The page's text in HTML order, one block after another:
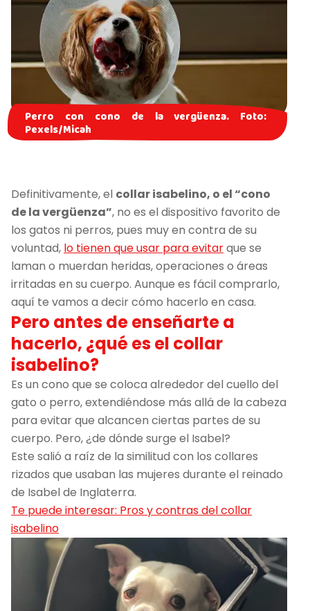
Perro con cono de la vergüenza. Foto:
Pexels/Micah
Definitivamente, el collar isabelino, o el “cono
de la vergüenza”, no es el dispositivo favorito de
los gatos ni perros, pues muy en contra de su
voluntad, lo tienen que usar para evitarque se
laman o muerdan heridas, operaciones o áreas
irritadas en su cuerpo. Aunque es fácil comprarlo,
aquí te vamos a decir cómo hacerlo en casa.
Pero antes de enseñarte a
hacerlo, ¿qué es el collar
isabelino?
Es un cono que se coloca alrededor del cuello del
gato o perro, extendiéndose más allá de la cabeza
para evitar que alcancen ciertas partes de su
cuerpo. Pero, ¿de dónde surge el Isabel?
Este salió a raíz de la similitud con los collares
rizados que usaban las mujeres durante el reinado
de Isabel de Inglaterra.
Te puede interesar: Pros y contras del collar
isabelino